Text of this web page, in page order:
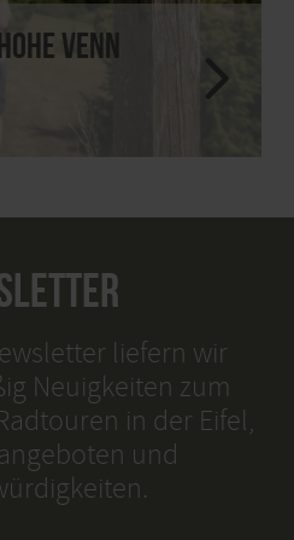
Venn
liefern wir
Neuigkeiten zum
in der Eifel,
und